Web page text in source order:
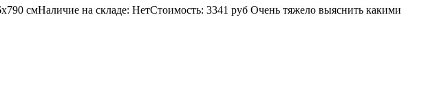
смНаличие на складе: НетСтоимость: 3341 руб Очень тяжело выяснить какими